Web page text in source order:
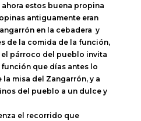
estos buena propina
antiguamente eran
en la cebadera y
de la comida de la función,
párroco del pueblo invita
que días antes lo
misa del Zangarrón, y a
del pueblo a un dulce y
el recorrido que